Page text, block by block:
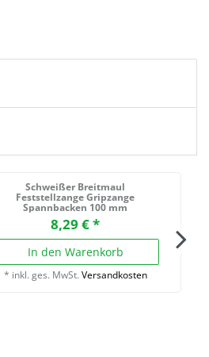
Schweißer Breitmaul
Feststellzange Gripzange
Spannbacken 100 mm
8,29 € *
In den Warenkorb
* inkl. ges. MwSt. Versandkosten